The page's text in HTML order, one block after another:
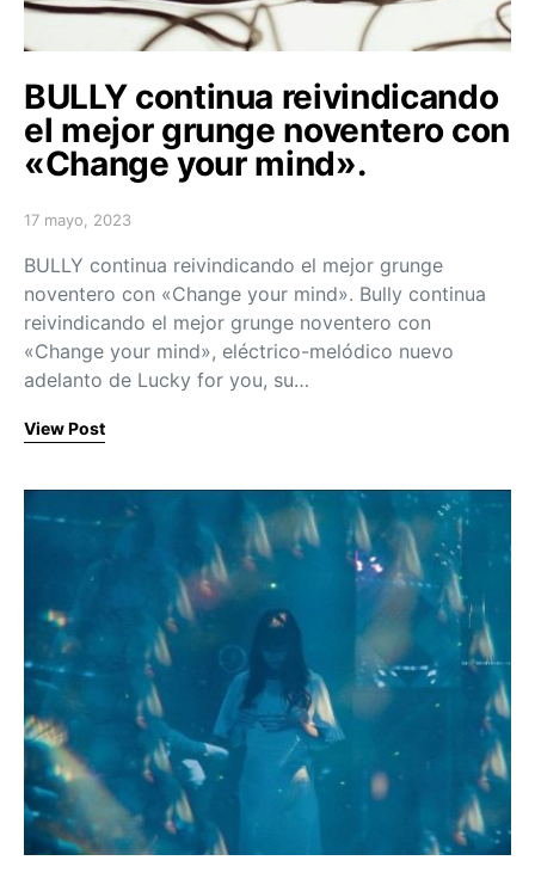
BULLY continua reivindicando
el mejor grunge noventero con
«Change your mind».
Posted on
17 mayo, 2023
BULLY continua reivindicando el mejor grunge
noventero con «Change your mind». Bully continua
reivindicando el mejor grunge noventero con
«Change your mind», eléctrico-melódico nuevo
adelanto de Lucky for you, su…
View Post